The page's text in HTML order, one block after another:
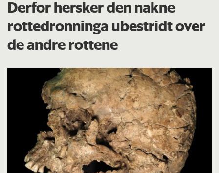
Derfor hersker den nakne
rottedronninga ubestridt over
de andre rottene